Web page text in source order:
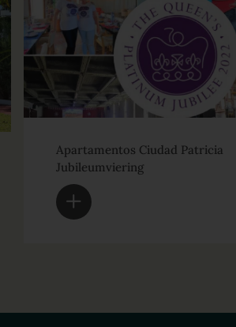
Apartamentos Ciudad Patricia
Jubileumviering